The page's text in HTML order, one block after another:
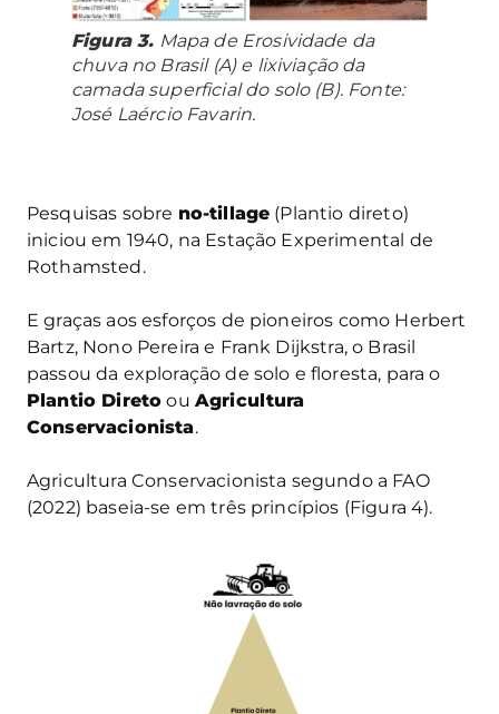
Figura 3. Mapa de Erosividade da
chuva no Brasil (A) e lixiviação da
camada superficial do solo (B). Fonte:
José Laércio Favarin.
Pesquisas sobre no-tillage (Plantio direto)
iniciou em 1940, na Estação Experimental de
Rothamsted.
E graças aos esforços de pioneiros como Herbert
Bartz, Nono Pereira e Frank Dijkstra, o Brasil
passou da exploração de solo e floresta, para o
Plantio Direto ou Agricultura
Conservacionista.
Agricultura Conservacionista segundo a FAO
(2022) baseia-se em três princípios (Figura 4).